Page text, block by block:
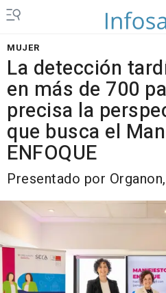
MUJER
La detección
en más de 700
precisa la
que busca el
ENFOQUE
Presentado por